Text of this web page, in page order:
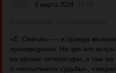
9 марта 2024
«Е. Онегин» — и правда
произведение. Не зря его
на уроках литературы, и там
о «испытаниях судьбы»,